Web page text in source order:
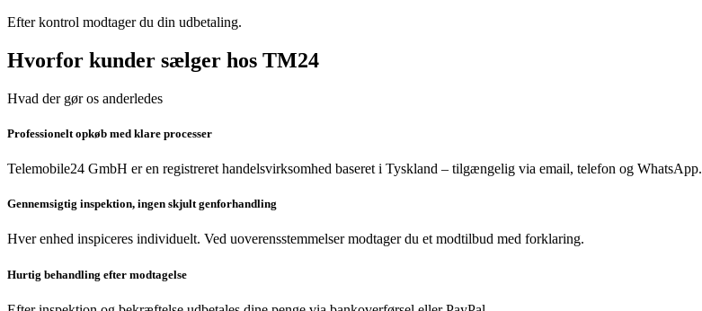
Efter kontrol modtager du din udbetaling.
Hvorfor kunder sælger hos TM24
Hvad der gør os anderledes
Professionelt opkøb med klare processer
Telemobile24 GmbH er en registreret handelsvirksomhed baseret i Tyskland – tilgængelig via email, telefon og WhatsApp.
Gennemsigtig inspektion, ingen skjult genforhandling
Hver enhed inspiceres individuelt. Ved uoverensstemmelser modtager du et modtilbud med forklaring.
Hurtig behandling efter modtagelse